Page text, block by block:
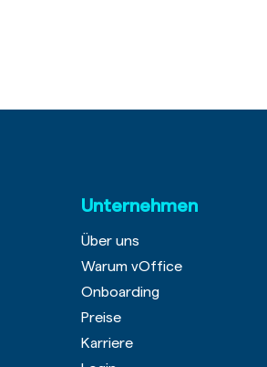
Unternehmen
Über uns
Warum vOffice
Onboarding
Preise
Karriere